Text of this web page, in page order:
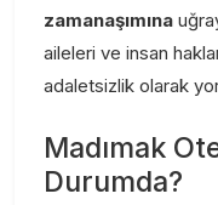
zamanaşımına
aileleri ve insan
adaletsizlik olarak
Madımak
Durumda?